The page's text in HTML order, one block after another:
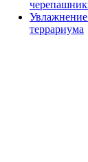
террариума